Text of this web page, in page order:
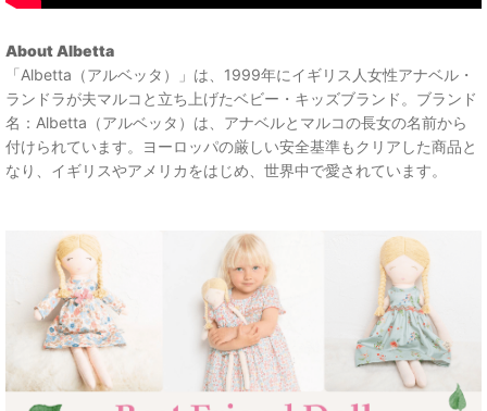
About Albetta
「Albetta（アルベッタ）」は、1999年にイギリス人女性アナベル・
ランドラが夫マルコと立ち上げたベビー・キッズブランド。ブランド
名：Albetta（アルベッタ）は、アナベルとマルコの長女の名前から
付けられています。ヨーロッパの厳しい安全基準もクリアした商品と
なり、イギリスやアメリカをはじめ、世界中で愛されています。